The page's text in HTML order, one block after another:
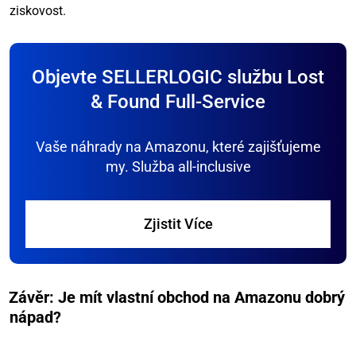
ziskovost.
Objevte SELLERLOGIC službu Lost
& Found Full-Service
Vaše náhrady na Amazonu, které zajišťujeme
my. Služba all-inclusive
Zjistit Více
Závěr: Je mít vlastní obchod na Amazonu dobrý
nápad?